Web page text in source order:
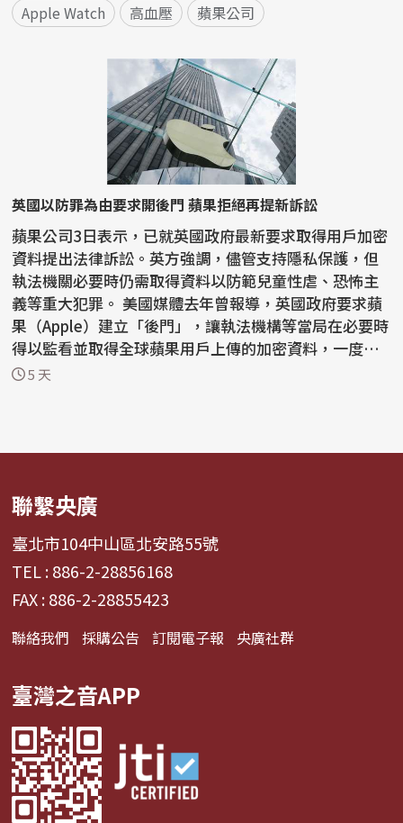
Apple Watch 高血壓 蘋果公司
英國以防罪為由要求開後門 蘋果拒絕再提新訴訟
蘋果公司3日表示，已就英國政府最新要求取得用戶加密
資料提出法律訴訟。英方強調，儘管支持隱私保護，但
執法機關必要時仍需取得資料以防範兒童性虐、恐怖主
義等重大犯罪。 美國媒體去年曾報導，英國政府要求蘋
果（Apple）建立「後門」，讓執法機構等當局在必要時
得以監看並取得全球蘋果用戶上傳的加密資料，一度引
發...5 天
聯繫央廣
臺北市104中山區北安路55號
TEL : 886-2-28856168
FAX : 886-2-28855423
聯絡我們 採購公告 訂閱電子報 央廣社群
臺灣之音APP